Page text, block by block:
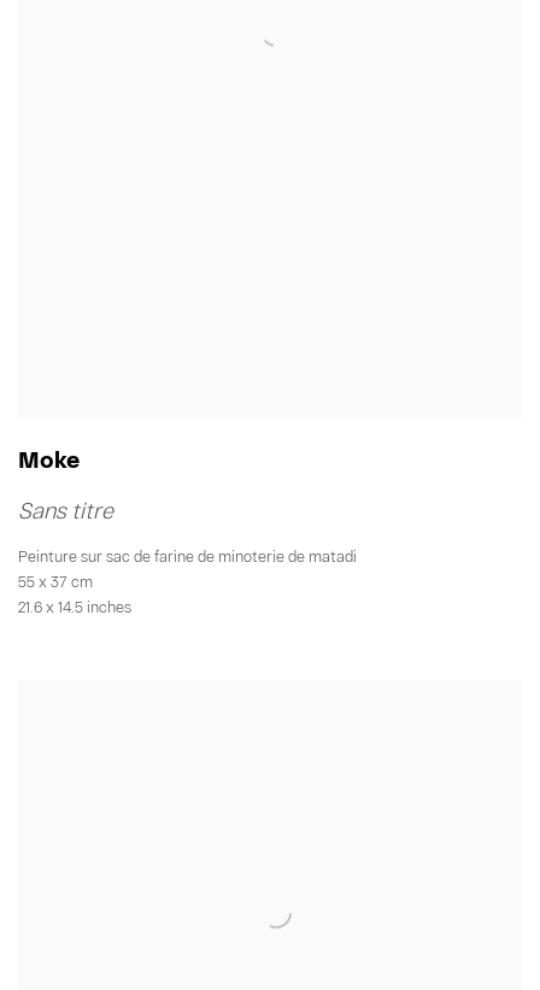
Moke
Sans titre
Peinture sur sac de farine de minoterie de matadi
55 x 37 cm
21.6 x 14.5 inches